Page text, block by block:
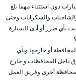
دون استثناء مهما بلغ
والسكرابات وحتى
بأي ضرر أو أذى للسيارة
أو خارجها وبأي
الطرق داخل المحافظات و خارج
أخرى وفريق العمل